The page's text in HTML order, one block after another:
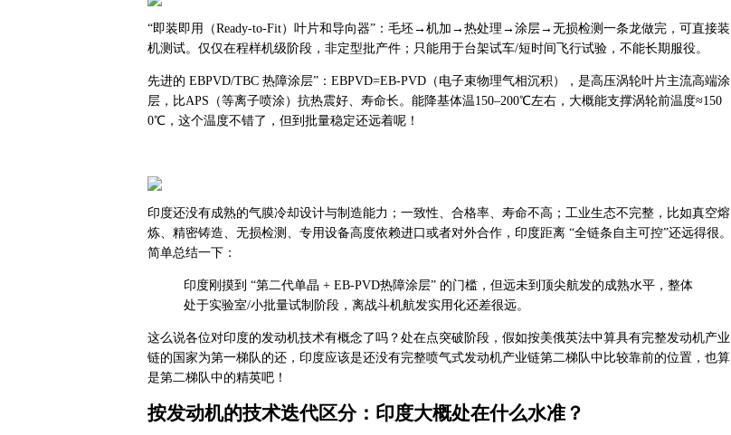
“即装即用（Ready‑to‑Fit）叶片和导向器”：毛坯→机加→热处理→涂层→无损检测一条龙做完，可直接装
机测试。仅仅在程样机级阶段，非定型批产件；只能用于台架试车/短时间飞行试验，不能长期服役。
先进的 EBPVD/TBC 热障涂层”：EBPVD=EB‑PVD（电子束物理气相沉积），是高压涡轮叶片主流高端涂
层，比APS（等离子喷涂）抗热震好、寿命长。能降基体温150–200℃左右，大概能支撑涡轮前温度≈150
0℃，这个温度不错了，但到批量稳定还远着呢！
印度还没有成熟的气膜冷却设计与制造能力；一致性、合格率、寿命不高；工业生态不完整，比如真空熔
炼、精密铸造、无损检测、专用设备高度依赖进口或者对外合作，印度距离 “全链条自主可控”还远得很。
简单总结一下：
印度刚摸到 “第二代单晶 + EB‑PVD热障涂层” 的门槛，但远未到顶尖航发的成熟水平，整体
处于实验室/小批量试制阶段，离战斗机航发实用化还差很远。
这么说各位对印度的发动机技术有概念了吗？处在点突破阶段，假如按美俄英法中算具有完整发动机产业
链的国家为第一梯队的还，印度应该是还没有完整喷气式发动机产业链第二梯队中比较靠前的位置，也算
是第二梯队中的精英吧！
按发动机的技术迭代区分：印度大概处在什么水准？